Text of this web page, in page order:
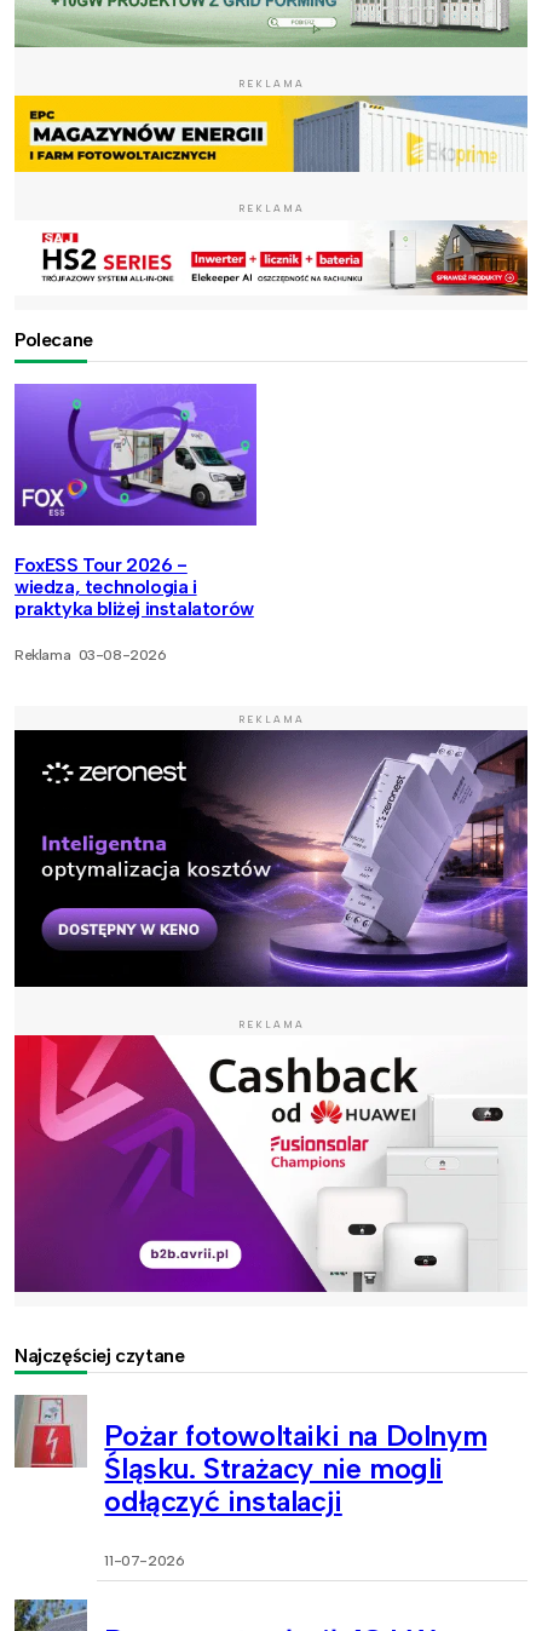
REKLAMA
REKLAMA
Polecane
FoxESS Tour 2026 -
wiedza, technologia i
praktyka bliżej instalatorów
Reklama 03-08-2026
REKLAMA
REKLAMA
Najczęściej czytane
Pożar fotowoltaiki na Dolnym
Śląsku. Strażacy nie mogli
odłączyć instalacji
11-07-2026